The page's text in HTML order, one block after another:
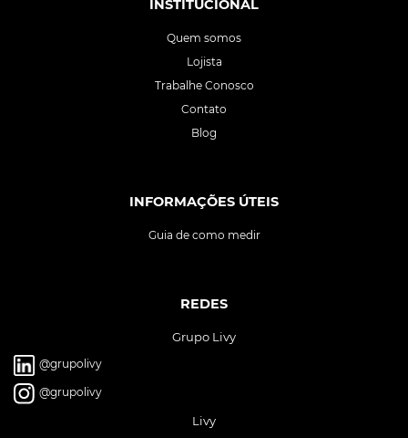
INSTITUCIONAL
Quem somos
Lojista
Trabalhe Conosco
Contato
Blog
INFORMAÇÕES ÚTEIS
Guia de como medir
REDES
Grupo Livy
@grupolivy
@grupolivy
Livy